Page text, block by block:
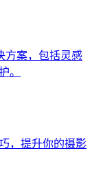
方案，包括灵感
。
，提升你的摄影